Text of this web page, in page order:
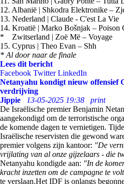
12. Albanië | Shkodra Elektronike –
13. Nederland | Claude - C'est La Vie
14. Kroatië | Marko Bošnjak – Poison
* Zwitserland | Zoë Më – Voyage
15. Cyprus | Theo Evan – Shh
* Al door naar de finale
Lees dit bericht
Facebook Twitter LinkedIn
Netanyahu kondigt nieuw offensief
verdrijving
Jippie
13-05-2025 19:38
print
De Israëlische premier Benjamin
aangekondigd om de terroristische
de komende dagen te vernietigen.
Israëlische reservisten die gewond
premier volgens zijn kantoor: "De
vrijlating van al onze gijzelaars - die
Netanyahu kondigde aan: "In de
kracht inzetten om de campagne te
te verslaan.Het IDF is onlangs